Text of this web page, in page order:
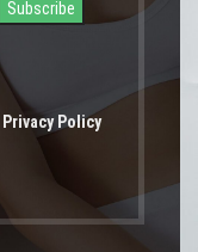
Privacy Policy